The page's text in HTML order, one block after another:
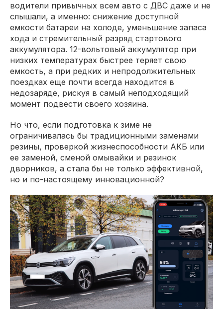
водители привычных всем авто с ДВС даже и не
слышали, а именно: снижение доступной
емкости батареи на холоде, уменьшение запаса
хода и стремительный разряд стартового
аккумулятора. 12-вольтовый аккумулятор при
низких температурах быстрее теряет свою
емкость, а при редких и непродолжительных
поездках еще почти всегда находится в
недозаряде, рискуя в самый неподходящий
момент подвести своего хозяина.
Но что, если подготовка к зиме не
ограничивалась бы традиционными заменами
резины, проверкой жизнеспособности АКБ или
ее заменой, сменой омывайки и резинок
дворников, а стала бы не только эффективной,
но и по-настоящему инновационной?